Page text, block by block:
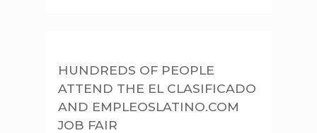
HUNDREDS OF PEOPLE
ATTEND THE EL CLASIFICADO
AND EMPLEOSLATINO.COM
JOB FAIR